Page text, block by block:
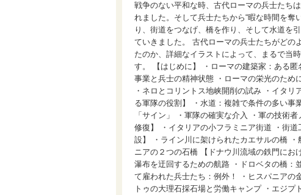
戦争のない平和な時、古代ローマの兵士たち
れました。そして兵士たちから“暇な時間を
り、街道をつなげ、橋を作り、そして水道を
ていきました。 古代ローマの兵士たちがどの
たのか、詳細なイラストによって、まるで当
す。 【はじめに】 ・ローマの建築家：ある
事業と兵士の精神状態 ・ローマの栄光のため
・ネロとコリントス地峡開削の試み ・イタ
る軍隊の役割】 ・水道：複雑で条件の多い
「サイン」 ・軍隊の確実な介入 ・軍の技術
修復】 ・イタリアの小フラミニア街道 ・街
設】 ・ライン川に架けられたカエサルの橋
ニアの２つの石橋 【ドナウ川流域の鉄門にお
瀑布を迂回するための航路 ・ドロベタの橋：
て雇われた兵士たち：例外！ ・ヒスパニアの
トゥの大理石採石場と労働キャンプ ・エジプ